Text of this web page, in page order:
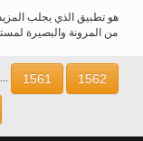
من المرونة والبصيرة
... 1561 1562